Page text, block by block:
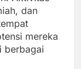
dan
mereka
berbagai